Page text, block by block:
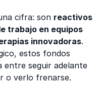
cifra: son reactivos
trabajo en equipos
innovadoras.
estos fondos
entre seguir adelante
o verlo frenarse.